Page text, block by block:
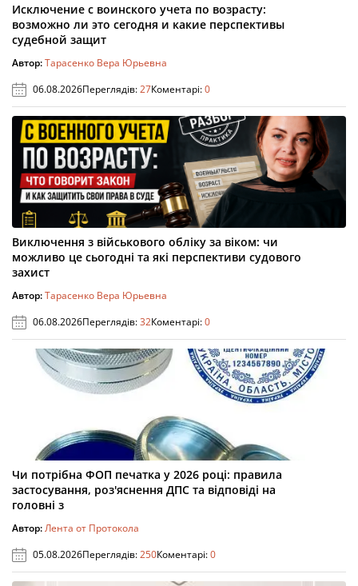
Исключение с воинского учета по возрасту:
возможно ли это сегодня и какие перспективы
судебной защит
Автор:Тарасенко Вера Юрьевна
06.08.2026Переглядів:27Коментарі:0
Виключення з військового обліку за віком: чи
можливо це сьогодні та які перспективи судового
захист
Автор:Тарасенко Вера Юрьевна
06.08.2026Переглядів:32Коментарі:0
Чи потрібна ФОП печатка у 2026 році: правила
застосування, роз'яснення ДПС та відповіді на
головні з
Автор:Лента от Протокола
05.08.2026Переглядів:250Коментарі:0